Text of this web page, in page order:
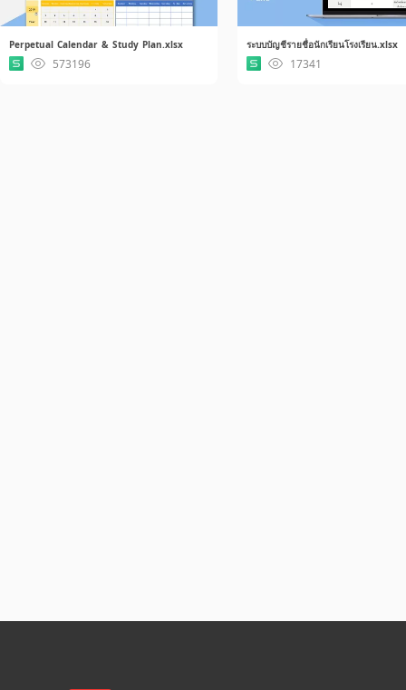
Perpetual Calendar & Study Plan.xlsx
573196
ระบบบัญชีรายชื่อนักเรียนโรงเรียน.xlsx
17341